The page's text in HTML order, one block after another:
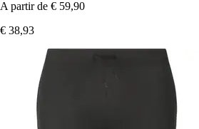
A partir de € 59,90
€ 38,93